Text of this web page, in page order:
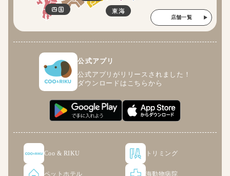
東海
四国
店舗一覧
公式アプリ
公式アプリがリリースされました！
ダウンロードはこちらから
Coo & RIKU トリミング
ペットホテル 海動物病院